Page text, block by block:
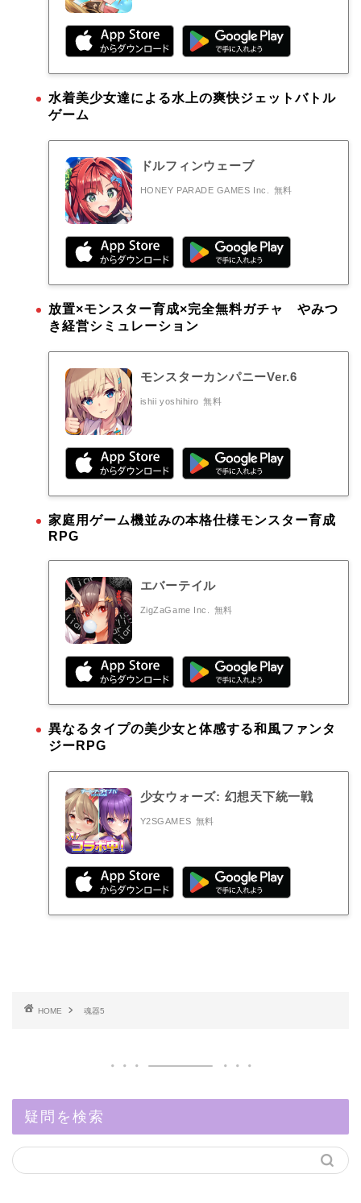
水着美少女達による水上の爽快ジェットバトル
ゲーム
ドルフィンウェーブ
HONEY PARADE GAMES Inc. 無料
放置×モンスター育成×完全無料ガチャ やみつ
き経営シミュレーション
モンスターカンパニーVer.6
ishii yoshihiro 無料
家庭用ゲーム機並みの本格仕様モンスター育成
RPG
エバーテイル
ZigZaGame Inc. 無料
異なるタイプの美少女と体感する和風ファンタ
ジーRPG
少女ウォーズ: 幻想天下統一戦
Y2SGAMES 無料
HOME 魂器5
疑問を検索